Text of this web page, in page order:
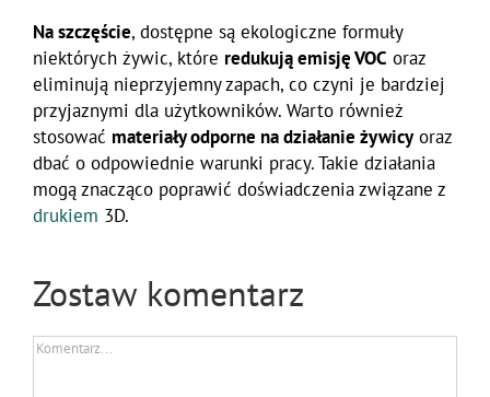
Na szczęście, dostępne są ekologiczne formuły
niektórych żywic, które redukują emisję VOC oraz
eliminują nieprzyjemny zapach, co czyni je bardziej
przyjaznymi dla użytkowników. Warto również
stosować materiały odporne na działanie żywicyoraz
dbać o odpowiednie warunki pracy. Takie działania
mogą znacząco poprawić doświadczenia związane z
drukiem 3D.
Zostaw komentarz
Comment